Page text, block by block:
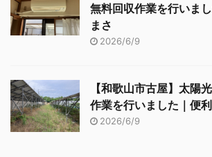
無料回収作業を行いま
まさ
2026/6/9
【和歌山市古屋】太陽
作業を行いました｜便
2026/6/9